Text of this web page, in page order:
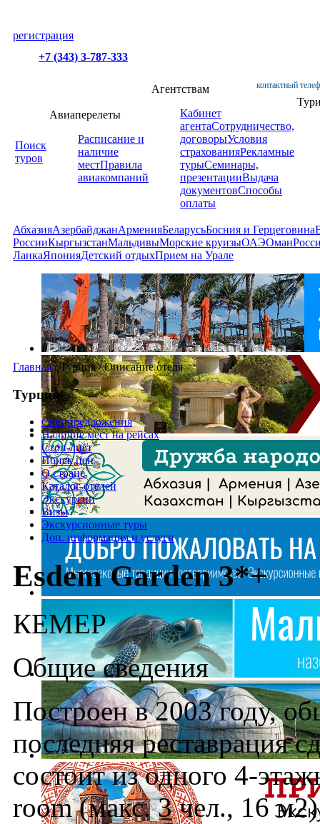
регистрация
+7 (343) 3-787-333
контактный
Поиск
туров
Авиаперелеты
Расписание и
наличие
местПравила
авиакомпаний
Агентствам
Кабинет
агентаСотрудничество,
договорыУсловия
страхованияРекламные
турыСеминары,
презентацииВыдача
документовСпособы
оплаты
АбхазияАзербайджанАрменияБеларусьБосния и Герцеговина
РоссииКыргызстанМальдивыМорские круизыОАЭОман
ЛанкаЯпонияДетский отдыхПрием на Урале
Главная /Турция/Описание отеля
Турция
Спецпредложения
Наличие мест на рейсах
Стоп-лист
Поиск цен
О стране
Каталог отелей
Экскурсии
Визы
Экскурсионные туры
Доп. информация и услуги
Esdem Garden 3*+
КЕМЕР
Общие сведения
Построен в 2003 году,
последняя реставрация
состоит из одного 4-
room (макс. 3 чел., 16